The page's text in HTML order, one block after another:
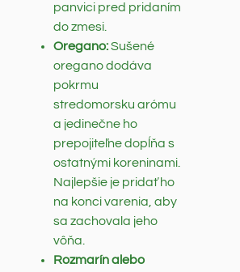
panvici pred pridaním
do zmesi.
Oregano:Sušené
oregano dodáva
pokrmu
stredomorsku arómu
a jedinečne ho
prepojiteľne dopĺňa s
ostatnými koreninami.
Najlepšie je pridať ho
na konci varenia, aby
sa zachovala jeho
vôňa.
Rozmarín alebo